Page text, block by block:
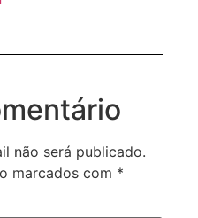
não será publicado.
marcados com *